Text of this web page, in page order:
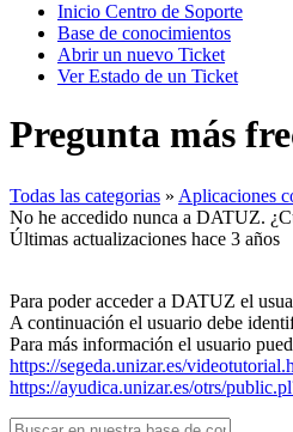
Inicio Centro de Soporte
Base de conocimientos
Abrir un nuevo Ticket
Ver Estado de un Ticket
Pregunta más
Todas las categorias » Aplicaciones
No he accedido nunca a DATUZ.
Últimas actualizaciones hace 3 años
Para poder acceder a DATUZ el
A continuación el usuario debe
Para más información el usuario
https://segeda.unizar.es/
https://ayudica.unizar.es/otrs/